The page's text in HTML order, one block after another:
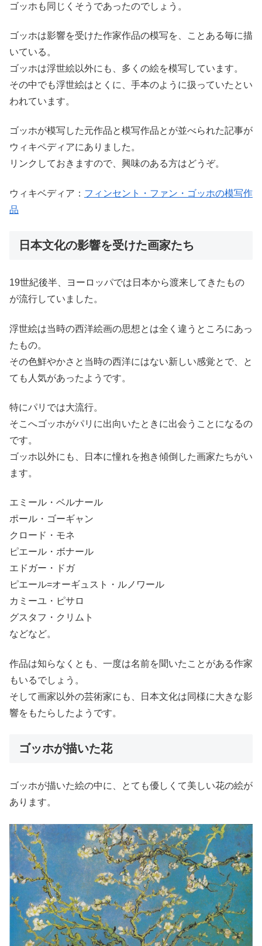
ゴッホも同じくそうであったのでしょう。
ゴッホは影響を受けた作家作品の模写を、ことある毎に描
いている。
ゴッホは浮世絵以外にも、多くの絵を模写しています。
その中でも浮世絵はとくに、手本のように扱っていたとい
われています。
ゴッホが模写した元作品と模写作品とが並べられた記事が
ウィキペディアにありました。
リンクしておきますので、興味のある方はどうぞ。
ウィキベディア： フィンセント・ファン・ゴッホの模写作
品
日本文化の影響を受けた画家たち
19世紀後半、ヨーロッパでは日本から渡来してきたもの
が流行していました。
浮世絵は当時の西洋絵画の思想とは全く違うところにあっ
たもの。
その色鮮やかさと当時の西洋にはない新しい感覚とで、と
ても人気があったようです。
特にパリでは大流行。
そこへゴッホがパリに出向いたときに出会うことになるの
です。
ゴッホ以外にも、日本に憧れを抱き傾倒した画家たちがい
ます。
エミール・ベルナール
ポール・ゴーギャン
クロード・モネ
ピエール・ボナール
エドガー・ドガ
ピエール=オーギュスト・ルノワール
カミーユ・ピサロ
グスタフ・クリムト
などなど。
作品は知らなくとも、一度は名前を聞いたことがある作家
もいるでしょう。
そして画家以外の芸術家にも、日本文化は同様に大きな影
響をもたらしたようです。
ゴッホが描いた花
ゴッホが描いた絵の中に、とても優しくて美しい花の絵が
あります。